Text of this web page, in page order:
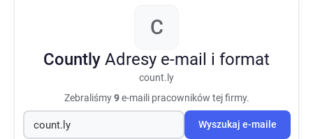
C
Countly Adresy e-mail i format
count.ly
Zebraliśmy9e-maili pracowników tej firmy.
Wyszukaj e-maile